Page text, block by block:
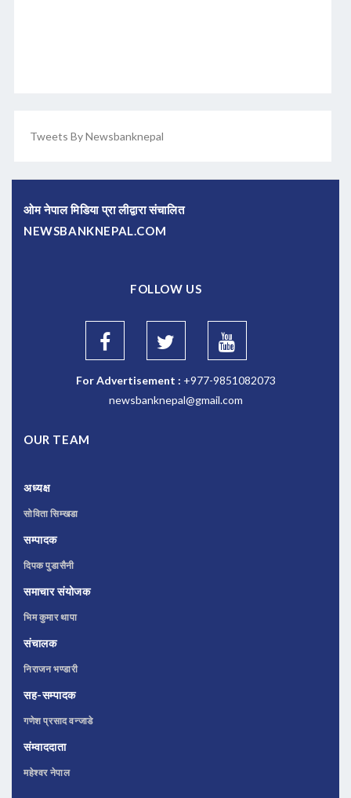
Tweets By Newsbanknepal
ओम नेपाल मिडिया प्रा लीद्वारा संचालित
NEWSBANKNEPAL.COM
FOLLOW US
For Advertisement : +977-9851082073
newsbanknepal@gmail.com
OUR TEAM
अध्यक्ष
सोविता सिम्खडा
सम्पादक
दिपक पुडासैनी
समाचार संयोजक
भिम कुमार थापा
संचालक
निराजन भण्डारी
सह-सम्पादक
गणेश प्रसाद वन्जाडे
संम्वाददाता
महेश्वर नेपाल